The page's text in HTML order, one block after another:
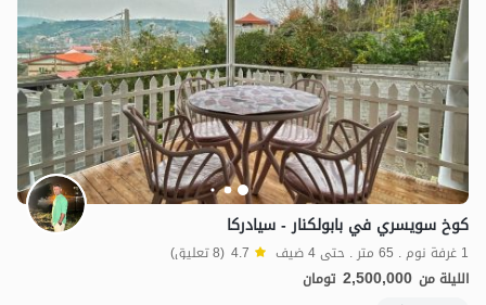
كوخ سويسري في بابولكنار - سيادركا
1 غرفة نوم . 65 متر . حتى 4 ضيف 4.7 (8 تعليق)
الليلة من 2,500,000 تومان